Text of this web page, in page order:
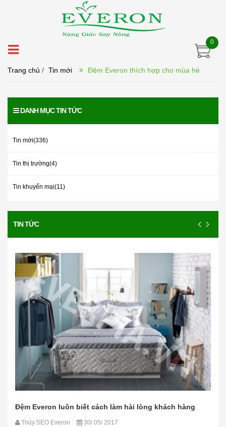
0
Trang chủ / Tin mới Đệm Everon thích hợp cho mùa hè
DANH MỤC TIN TỨC
Tin mới(336)
Tin thị trường(4)
Tin khuyến mại(11)
TIN TỨC
Đệm Everon luôn biết cách làm hài lòng khách hàng
Thủy SEO Everon
30/ 05/ 2017